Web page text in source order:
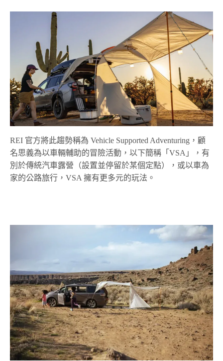
REI 官方將此趨勢稱為 Vehicle Supported Adventuring ，顧
名思義為以車輛輔助的冒險活動，以下簡稱「 VSA」
，有
別於傳統汽車露營（設置並停留於某個定點），或以車為
家的公路旅行， VSA擁有更多元的玩法。